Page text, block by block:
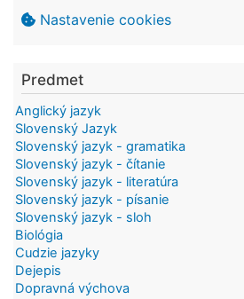
Nastavenie cookies
Predmet
Anglický jazyk
Slovenský Jazyk
Slovenský jazyk - gramatika
Slovenský jazyk - čítanie
Slovenský jazyk - literatúra
Slovenský jazyk - písanie
Slovenský jazyk - sloh
Biológia
Cudzie jazyky
Dejepis
Dopravná výchova